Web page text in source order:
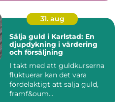
31. aug
Sälja guld i Karlstad: En
djupdykning i värdering
och försäljning
I takt med att guldkurserna
fluktuerar kan det vara
fördelaktigt att sälja guld,
framf&oum...